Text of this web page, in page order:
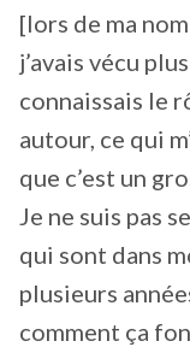
[lors de ma
j’avais vécu
connaissais le
autour, ce qui
que c’est un
Je ne suis pas
qui sont dans
plusieurs
comment ça